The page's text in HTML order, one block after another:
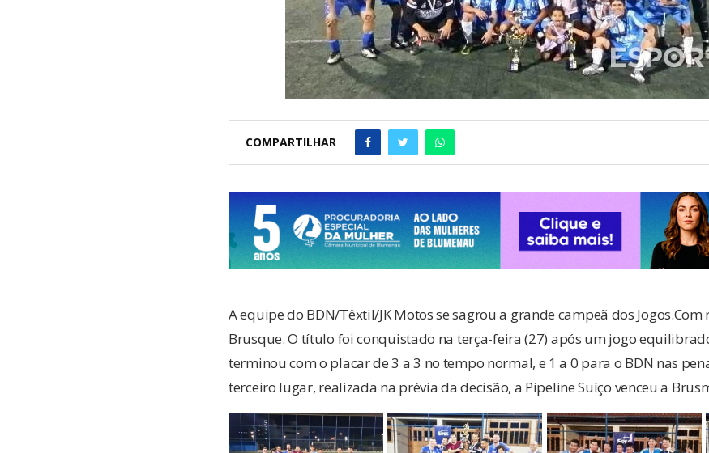
COMPARTILHAR
A equipe do BDN/Têxtil/JK Motos se sagrou a grande campeã dos Jogos.Com
Brusque. O título foi conquistado na terça-feira (27) após um jogo
terminou com o placar de 3 a 3 no tempo normal, e 1 a 0 para o BDN nas
terceiro lugar, realizada na prévia da decisão, a Pipeline Suíço venceu a